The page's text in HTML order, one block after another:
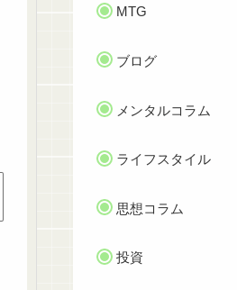
MTG
ブログ
メンタルコラム
ライフスタイル
思想コラム
投資